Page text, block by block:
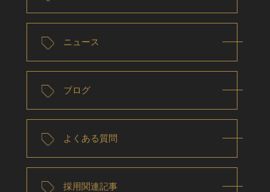
ニュース
ブログ
よくある質問
採用関連記事